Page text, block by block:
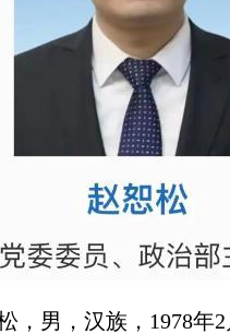
男，汉族，1978年2